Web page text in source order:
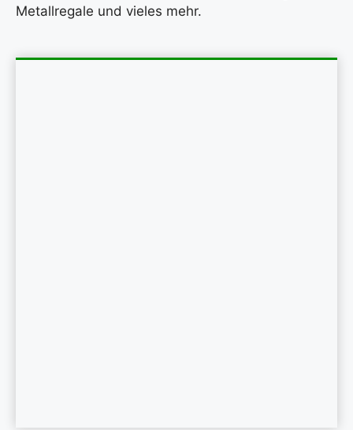
Metallregale und vieles mehr.